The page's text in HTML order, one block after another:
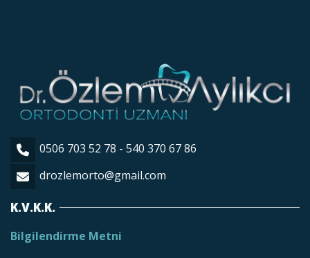
0506 703 52 78 - 540 370 67 86
drozlemorto@gmail.com
K.V.K.K.
Bilgilendirme Metni